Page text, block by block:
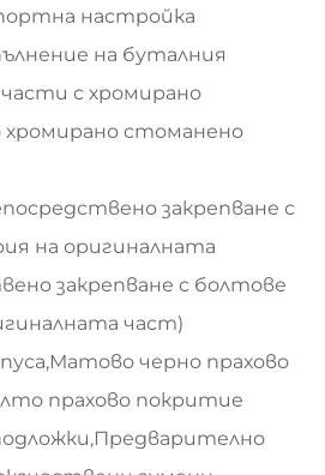
настройка
на буталния
с хромирано
хромирано стоманено
закрепване с
на оригиналната
закрепване с болтове
част)
черно прахово
прахово покритие